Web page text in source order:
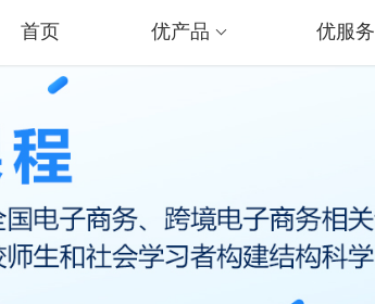
首页 优产品 优服务